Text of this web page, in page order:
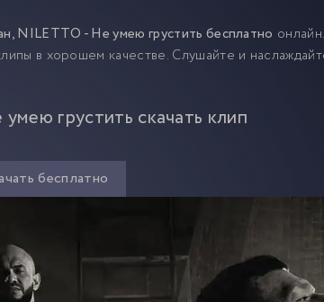
NILETTO - Не умею грустить бесплатно
в хорошем качестве. Слушайте и
грустить скачать клип
бесплатно